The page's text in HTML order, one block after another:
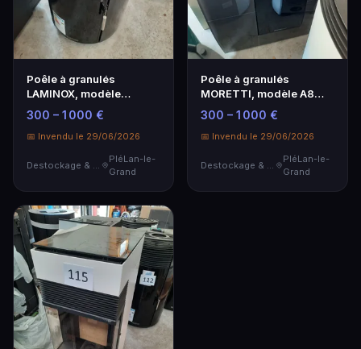
Poêle à granulés
LAMINOX, modèle
JESSICA NATURAL, noir
7,5kW…
300 – 1 000 €
📅 Invendu le 29/06/2026
PléLan-le-
Grand
Poêle à granulés
MORETTI, modèle A8
COMPACT GLASS gris,
8kW
300 – 1 000 €
📅 Invendu le 29/06/2026
PléLan-le-
Grand